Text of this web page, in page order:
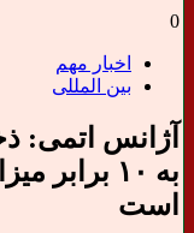
0
اخبار مهم
بین المللی
آژانس اتمی:
به ۱۰
است